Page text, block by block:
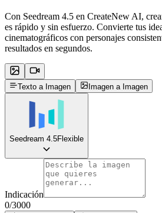
Con Seedream 4.5 en CreateNew AI,
es rápido y sin esfuerzo. Convierte tus
cinematográficos con personajes
resultados en segundos.
Texto a Imagen Imagen a Imagen
Seedream 4.5Flexible
Indicación
0/3000